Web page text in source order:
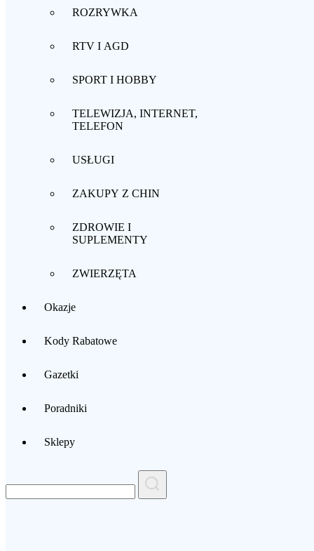
ROZRYWKA
RTV I AGD
SPORT I HOBBY
TELEWIZJA, INTERNET,
TELEFON
USŁUGI
ZAKUPY Z CHIN
ZDROWIE I
SUPLEMENTY
ZWIERZĘTA
Okazje
Kody Rabatowe
Gazetki
Poradniki
Sklepy